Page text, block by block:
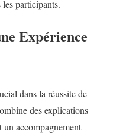
participants.
Expérience
dans la réussite de
des explications
un accompagnement